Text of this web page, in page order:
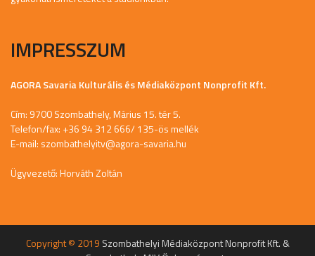
IMPRESSZUM
AGORA Savaria Kulturális és Médiaközpont Nonprofit Kft.
Cím: 9700 Szombathely, Márius 15. tér 5.
Telefon/fax: +36 94 312 666/ 135-ös mellék
E-mail: szombathelyitv@agora-savaria.hu
Ügyvezető: Horváth Zoltán
Copyright © 2019 Szombathelyi Médiaközpont Nonprofit Kft. &